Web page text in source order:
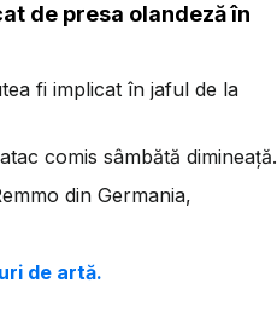
de presa olandeză în
fi implicat în jaful de la
comis sâmbătă dimineață.
din Germania,
de artă.